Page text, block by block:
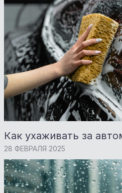
Как ухаживать за
28 ФЕВРАЛЯ 2025